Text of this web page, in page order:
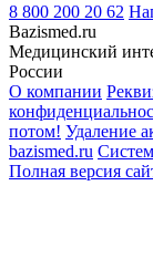
8 800 200 20 62
Bazismed.ru
Медицинский
России
О компании
потом! Удаление
bazismed.ru
Полная версия